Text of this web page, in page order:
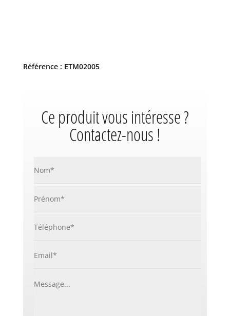
Référence : ETM02005
Ce produit vous intéresse ?
Contactez-nous !